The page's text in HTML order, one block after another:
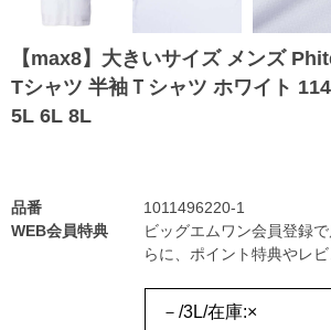
【max8】大きいサイズ メンズ
Tシャツ 半袖Ｔシャツ ホワイト
5L 6L 8L
品番
1011496220-1
WEB会員特典
ビッグエムワン会員登録
らに、ポイント特典やレ